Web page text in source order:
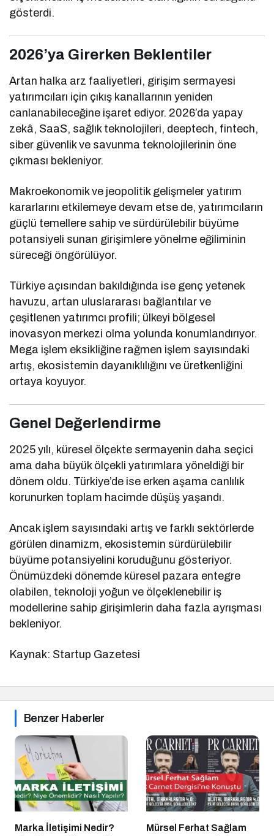
gösterdi.
2026’ya Girerken Beklentiler
Artan halka arz faaliyetleri, girişim sermayesi
yatırımcıları için çıkış kanallarının yeniden
canlanabileceğine işaret ediyor. 2026’da yapay
zekâ, SaaS, sağlık teknolojileri, deeptech, fintech,
siber güvenlik ve savunma teknolojilerinin öne
çıkması bekleniyor.
Makroekonomik ve jeopolitik gelişmeler yatırım
kararlarını etkilemeye devam etse de, yatırımcıların
güçlü temellere sahip ve sürdürülebilir büyüme
potansiyeli sunan girişimlere yönelme eğiliminin
süreceği öngörülüyor.
Türkiye açısından bakıldığında ise genç yetenek
havuzu, artan uluslararası bağlantılar ve
çeşitlenen yatırımcı profili; ülkeyi bölgesel
inovasyon merkezi olma yolunda konumlandırıyor.
Mega işlem eksikliğine rağmen işlem sayısındaki
artış, ekosistemin dayanıklılığını ve üretkenliğini
ortaya koyuyor.
Genel Değerlendirme
2025 yılı, küresel ölçekte sermayenin daha seçici
ama daha büyük ölçekli yatırımlara yöneldiği bir
dönem oldu. Türkiye’de ise erken aşama canlılık
korunurken toplam hacimde düşüş yaşandı.
Ancak işlem sayısındaki artış ve farklı sektörlerde
görülen dinamizm, ekosistemin sürdürülebilir
büyüme potansiyelini koruduğunu gösteriyor.
Önümüzdeki dönemde küresel pazara entegre
olabilen, teknoloji yoğun ve ölçeklenebilir iş
modellerine sahip girişimlerin daha fazla ayrışması
bekleniyor.
Kaynak: Startup Gazetesi
Benzer Haberler
Marka İletişimi Nedir?
Mürsel Ferhat Sağlam